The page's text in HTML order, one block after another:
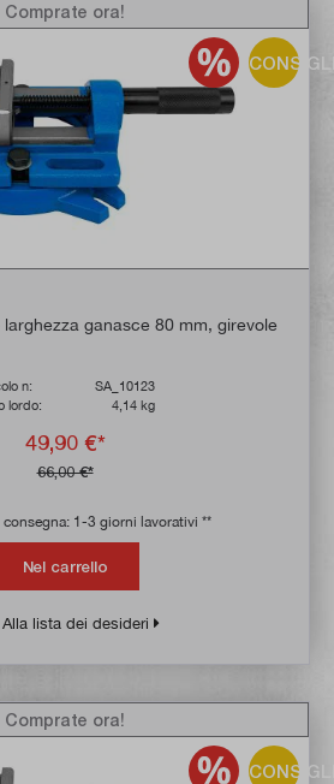
ganasce 80 mm, girevole
n:
SA_10123
lordo:
4,14 kg
49,90 €*
66,00 €*
Comprate ora!
consegna: 1-3 giorni lavorativi **
Nel carrello
Alla lista dei desideri
Comprate ora!